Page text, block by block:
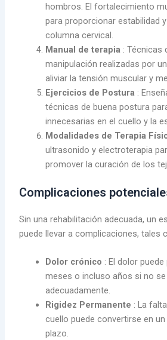
hombros. El fortalecimiento
para proporcionar estabilidad
columna cervical.
Manual de terapia : Técnicas
manipulación realizadas por
aliviar la tensión muscular y
Ejercicios de Postura :
técnicas de buena postura
innecesarias en el cuello y la
Modalidades de Terapia
ultrasonido y electroterapia
promover la curación de los
Complicaciones
Sin una rehabilitación adecuada, un
puede llevar a complicaciones, tales
Dolor crónico : El dolor
meses o incluso años si no
adecuadamente.
Rigidez Permanente : La
cuello puede convertirse en
plazo.